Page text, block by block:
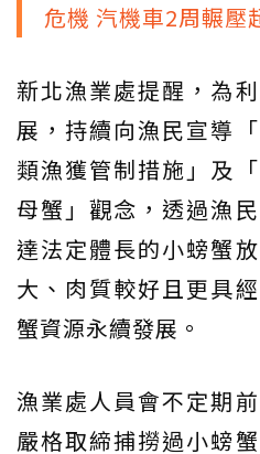
危機 汽機車2周輾壓
新北漁業處提醒，為
展，持續向漁民宣導
類漁獲管制措施」及
母蟹」觀念，透過漁
達法定體長的小螃蟹
大、肉質較好且更具
蟹資源永續發展。
漁業處人員會不定期
嚴格取締捕撈過小螃